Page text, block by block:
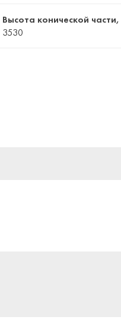
Высота конической
3530